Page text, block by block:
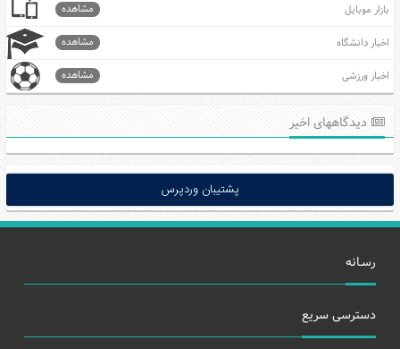
بازار موبایل مشاهده
اخبار دانشگاه مشاهده
اخبار ورزشی مشاهده
دیدگاههای اخیر
پشتیبان وردپرس
رسـانه
دسترسی سریع